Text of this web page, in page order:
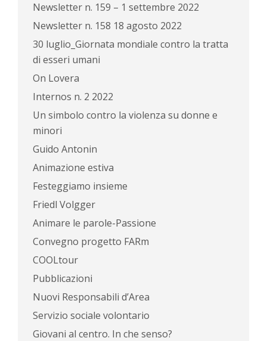
Newsletter n. 159 – 1 settembre 2022
Newsletter n. 158 18 agosto 2022
30 luglio_Giornata mondiale contro la tratta
di esseri umani
On Lovera
Internos n. 2 2022
Un simbolo contro la violenza su donne e
minori
Guido Antonin
Animazione estiva
Festeggiamo insieme
Friedl Volgger
Animare le parole-Passione
Convegno progetto FARm
COOLtour
Pubblicazioni
Nuovi Responsabili d’Area
Servizio sociale volontario
Giovani al centro. In che senso?